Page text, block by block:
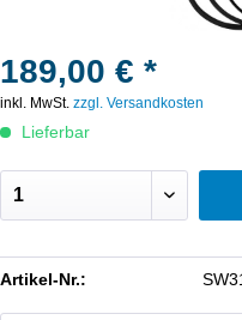
189,00 € *
inkl. MwSt. zzgl. Versandkosten
Lieferbar
Artikel-Nr.: